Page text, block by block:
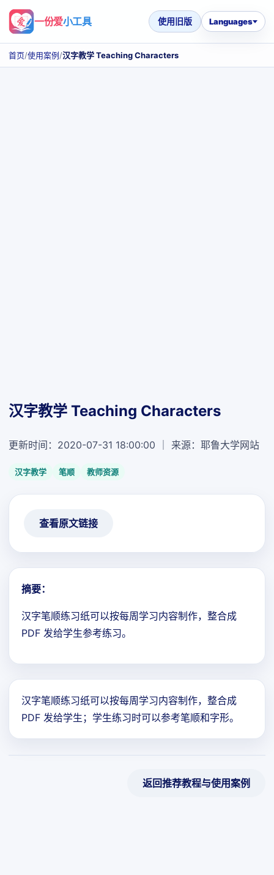
一份爱小工具 使用旧版 Languages
首页/使用案例/汉字教学 Teaching Characters
汉字教学 Teaching Characters
更新时间：2020-07-31 18:00:00 ｜ 来源：耶鲁大学网站
汉字教学 笔顺 教师资源
查看原文链接
摘要：
汉字笔顺练习纸可以按每周学习内容制作，整合成
PDF 发给学生参考练习。
汉字笔顺练习纸可以按每周学习内容制作，整合成
PDF 发给学生；学生练习时可以参考笔顺和字形。
返回推荐教程与使用案例